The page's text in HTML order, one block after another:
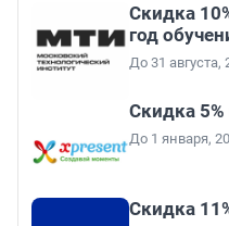
Скидка
год
До 31 августа,
Скидка
До 1 января,
Скидка